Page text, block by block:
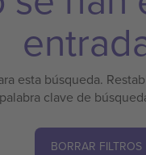
esta búsqueda.
clave de
BORRAR FILTROS